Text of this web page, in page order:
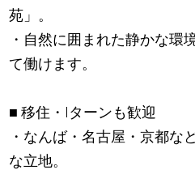
苑」。
・自然に囲まれた静かな環
て働けます。
■ 移住・Iターンも歓迎
・なんば・名古屋・京都な
な立地。